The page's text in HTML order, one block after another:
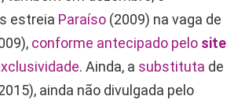
estreia Paraíso (2009) na vaga de
conforme antecipado pelo site
. Ainda, a substituta de
ainda não divulgada pelo